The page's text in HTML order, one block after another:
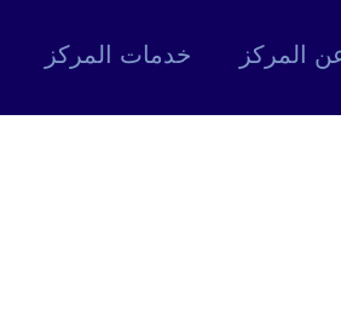
المركز خدمات المركز